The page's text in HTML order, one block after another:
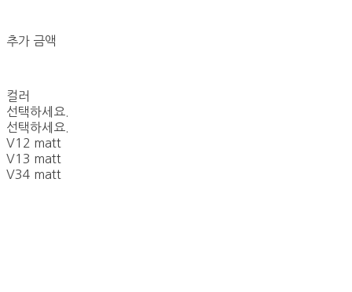
추가 금액
컬러
선택하세요.
선택하세요.
V12 matt
V13 matt
V34 matt